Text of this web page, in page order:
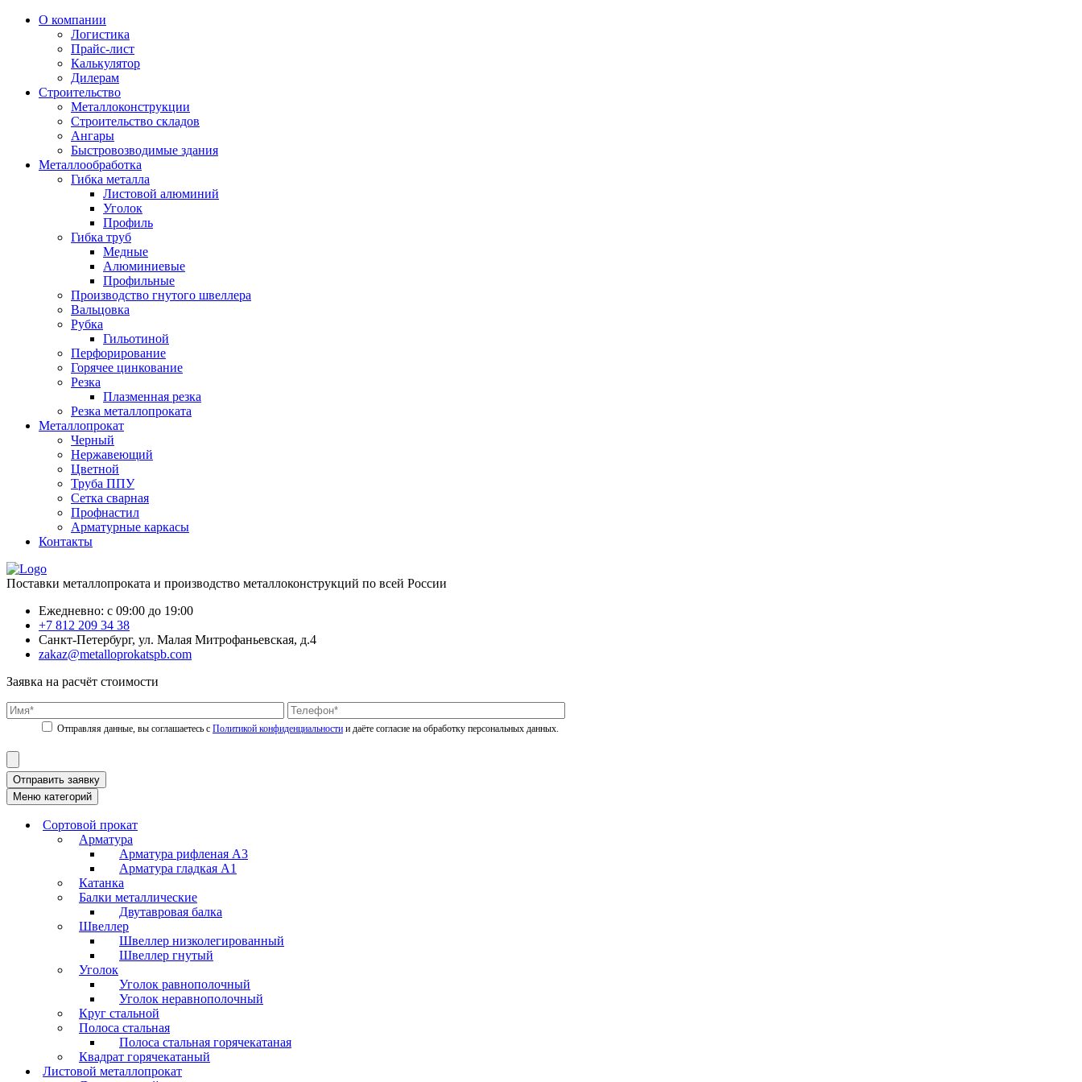
О компании
Логистика
Прайс-лист
Калькулятор
Дилерам
Строительство
Металлоконструкции
Строительство складов
Ангары
Быстровозводимые здания
Металлообработка
Гибка металла
Листовой алюминий
Уголок
Профиль
Гибка труб
Медные
Алюминиевые
Профильные
Производство гнутого швеллера
Вальцовка
Рубка
Гильотиной
Перфорирование
Горячее цинкование
Резка
Плазменная резка
Резка металлопроката
Металлопрокат
Черный
Нержавеющий
Цветной
Труба ППУ
Сетка сварная
Профнастил
Арматурные каркасы
Контакты
Поставки металлопроката и производство металлоконструкций по всей России
Ежедневно: с 09:00 до 19:00
+7 812 209 34 38
Санкт-Петербург, ул. Малая Митрофаньевская, д.4
zakaz@metalloprokatspb.com
Заявка на расчёт стоимости
Политикой конфиденциальности
Отправить заявку
Меню категорий
Сортовой прокат
Арматура
Арматура рифленая А3
Арматура гладкая А1
Катанка
Балки металлические
Двутавровая балка
Швеллер
Швеллер низколегированный
Швеллер гнутый
Уголок
Уголок равнополочный
Уголок неравнополочный
Круг стальной
Полоса стальная
Полоса стальная горячекатаная
Квадрат горячекатаный
Листовой металлопрокат